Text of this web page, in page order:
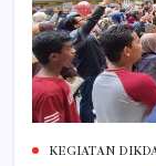
KEGIATAN